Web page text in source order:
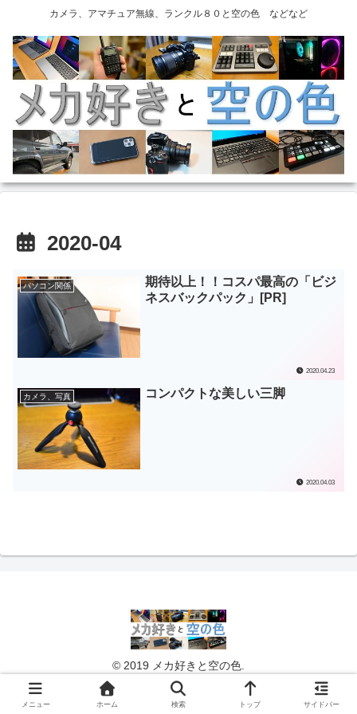
カメラ、アマチュア無線、ランクル８０と空の色 などなど
2020-04
パソコン関係
期待以上！！コスパ最高の「ビジ
ネスバックパック」[PR]
2020.04.23
カメラ、写真 コンパクトな美しい三脚
2020.04.03
© 2019 メカ好きと空の色.
メニュー ホーム 検索 トップ サイドバー